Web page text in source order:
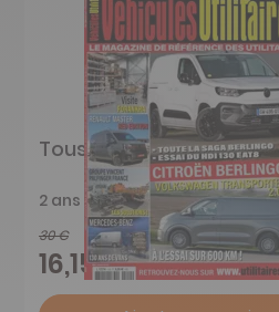
Tous Véhicules
2 ans
30 €
16,15 € -46%